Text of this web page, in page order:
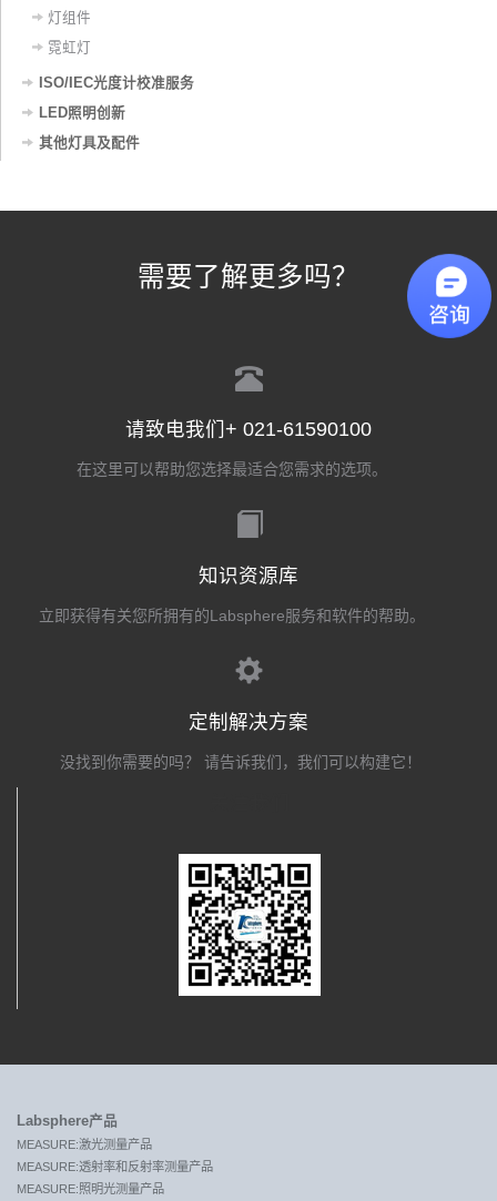
灯组件
霓虹灯
ISO/IEC光度计校准服务
LED照明创新
其他灯具及配件
需要了解更多吗？
请致电我们+ 021-61590100
在这里可以帮助您选择最适合您需求的选项。
知识资源库
立即获得有关您所拥有的Labsphere服务和软件的帮助。
定制解决方案
没找到你需要的吗？ 请告诉我们，我们可以构建它！
Labsphere产品
MEASURE:激光测量产品
MEASURE:透射率和反射率测量产品
MEASURE:照明光测量产品